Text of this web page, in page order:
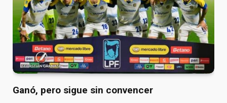
Ganó, pero sigue sin convencer